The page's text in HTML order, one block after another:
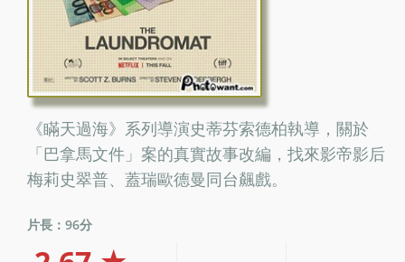
《瞞天過海》系列導演史蒂芬索德柏執導，關於
「巴拿馬文件」案的真實故事改編，找來影帝影后
梅莉史翠普、蓋瑞歐德曼同台飆戲。
片長：96分